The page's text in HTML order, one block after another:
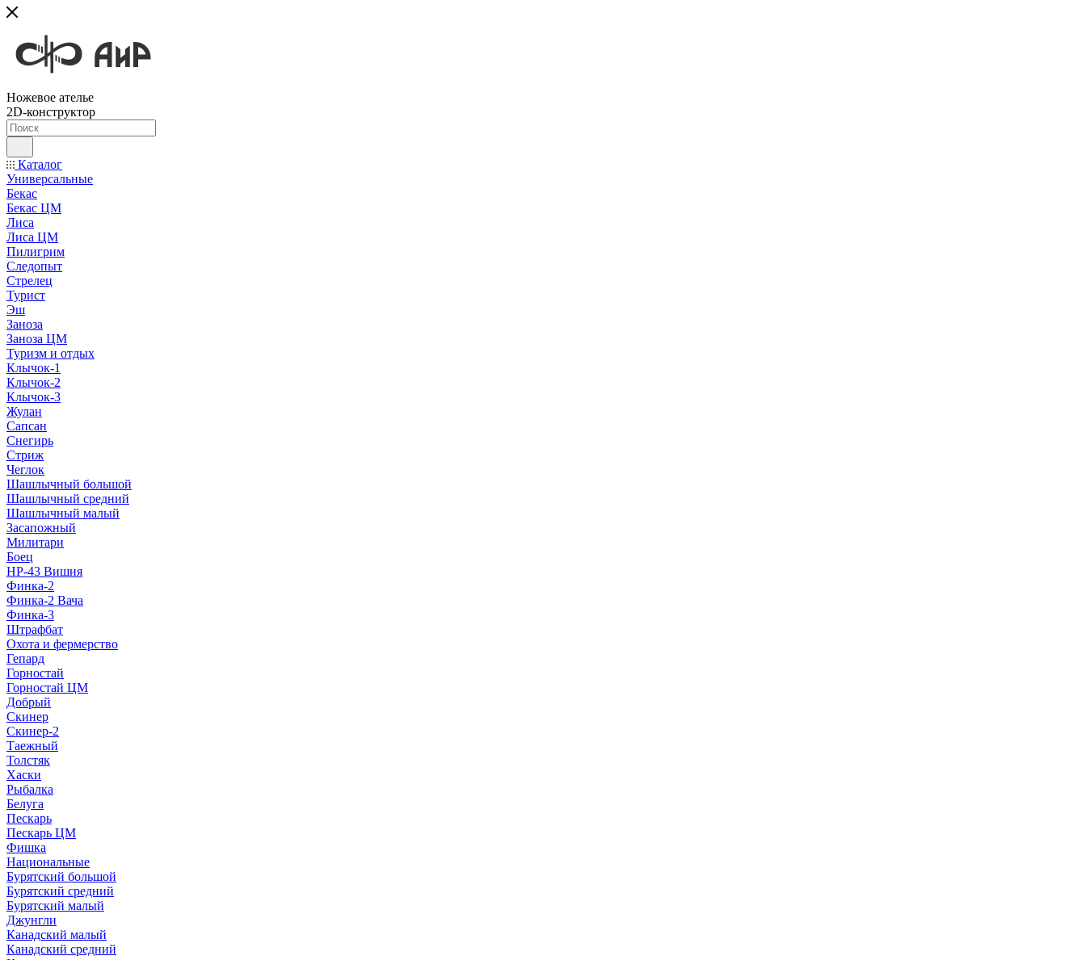
Ножевое ателье
2D-конструктор
Каталог
Универсальные
Бекас
Бекас ЦМ
Лиса
Лиса ЦМ
Пилигрим
Следопыт
Стрелец
Турист
Эш
Заноза
Заноза ЦМ
Туризм и отдых
Клычок-1
Клычок-2
Клычок-3
Жулан
Сапсан
Снегирь
Стриж
Чеглок
Шашлычный большой
Шашлычный средний
Шашлычный малый
Засапожный
Милитари
Боец
НР-43 Вишня
Финка-2
Финка-2 Вача
Финка-3
Штрафбат
Охота и фермерство
Гепард
Горностай
Горностай ЦМ
Добрый
Скинер
Скинер-2
Таежный
Толстяк
Хаски
Рыбалка
Белуга
Пескарь
Пескарь ЦМ
Фишка
Национальные
Бурятский большой
Бурятский средний
Бурятский малый
Джунгли
Канадский малый
Канадский средний